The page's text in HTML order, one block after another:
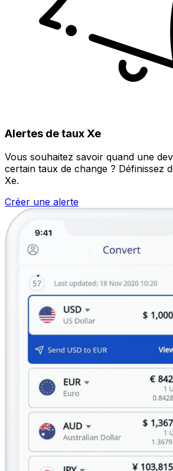
Alertes de taux Xe
Vous souhaitez savoir quand une
certain taux de change ? Définissez
Xe.
Créer une alerte